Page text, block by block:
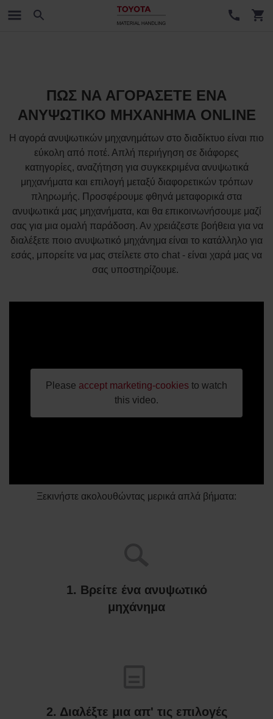
ΠΩΣ ΝΑ ΑΓΟΡΑΣΕΤΕ ΕΝΑ
ΑΝΥΨΩΤΙΚΟ ΜΗΧΑΝΗΜΑ ONLINE
Η αγορά ανυψωτικών μηχανημάτων στο διαδίκτυο είναι πιο
εύκολη από ποτέ. Απλή περιήγηση σε διάφορες
κατηγορίες, αναζήτηση για συγκεκριμένα ανυψωτικά
μηχανήματα και επιλογή μεταξύ διαφορετικών τρόπων
πληρωμής. Προσφέρουμε φθηνά μεταφορικά στα
ανυψωτικά μας μηχανήματα, και θα επικοινωνήσουμε μαζί
σας για μια ομαλή παράδοση. Αν χρειάζεστε βοήθεια για να
διαλέξετε ποιο ανυψωτικό μηχάνημα είναι το κατάλληλο για
εσάς, μπορείτε να μας στείλετε στο chat - είναι χαρά μας να
σας υποστηρίζουμε.
Please accept marketing-cookiesto watch
this video.
Ξεκινήστε ακολουθώντας μερικά απλά βήματα:
1. Βρείτε ένα ανυψωτικό
μηχάνημα
2. Διαλέξτε μια απ' τις επιλογές